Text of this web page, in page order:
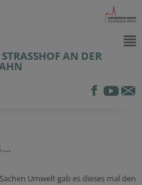
AN DER
Umwelt gab es dieses mal den